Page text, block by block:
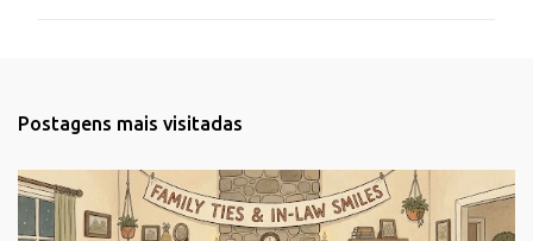
r
i
Postagens mais visitadas